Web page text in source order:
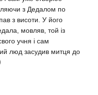
з Дедалом по
з висоти. У його
мовляв, той із
учня і сам
люд засудив митця до